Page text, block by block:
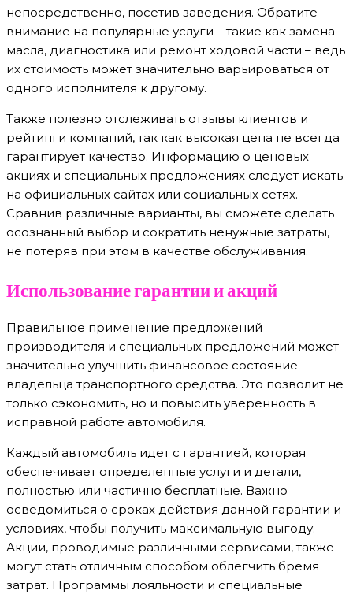
непосредственно, посетив заведения. Обратите
внимание на популярные услуги – такие как замена
масла, диагностика или ремонт ходовой части – ведь
их стоимость может значительно варьироваться от
одного исполнителя к другому.
Также полезно отслеживать отзывы клиентов и
рейтинги компаний, так как высокая цена не всегда
гарантирует качество. Информацию о ценовых
акциях и специальных предложениях следует искать
на официальных сайтах или социальных сетях.
Сравнив различные варианты, вы сможете сделать
осознанный выбор и сократить ненужные затраты,
не потеряв при этом в качестве обслуживания.
Использование гарантии и акций
Правильное применение предложений
производителя и специальных предложений может
значительно улучшить финансовое состояние
владельца транспортного средства. Это позволит не
только сэкономить, но и повысить уверенность в
исправной работе автомобиля.
Каждый автомобиль идет с гарантией, которая
обеспечивает определенные услуги и детали,
полностью или частично бесплатные. Важно
осведомиться о сроках действия данной гарантии и
условиях, чтобы получить максимальную выгоду.
Акции, проводимые различными сервисами, также
могут стать отличным способом облегчить бремя
затрат. Программы лояльности и специальные